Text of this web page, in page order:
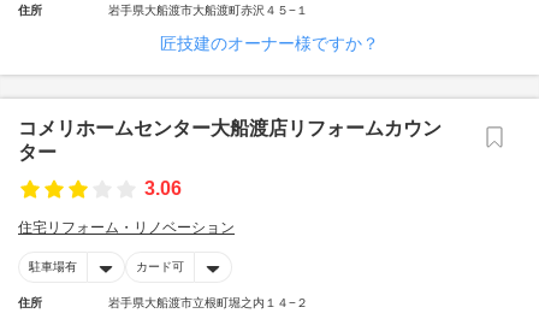
住所 岩手県大船渡市大船渡町赤沢４５−１
匠技建のオーナー様ですか？
コメリホームセンター大船渡店リフォームカウン
ター
3.06
住宅リフォーム・リノベーション
駐車場有 カード可
住所 岩手県大船渡市立根町堀之内１４−２